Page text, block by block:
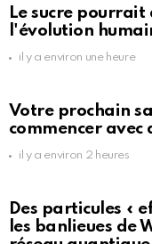
Le sucre
l'évolution
il y a environ une heure
Votre prochain
commencer avec
il y a environ 2 heures
Des particules «
les banlieues de